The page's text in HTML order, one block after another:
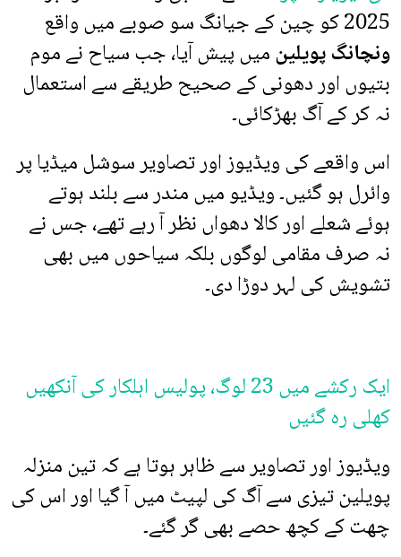
2025 کو چین کے جیانگ سو صوبے میں واقع
ونچانگ پویلینمیں پیش آیا، جب سیاح نے موم
بتیوں اور دھونی کے صحیح طریقے سے استعمال
نہ کر کے آگ بھڑکائی۔
اس واقعے کی ویڈیوز اور تصاویر سوشل میڈیا پر
وائرل ہو گئیں۔ ویڈیو میں مندر سے بلند ہوتے
ہوئے شعلے اور کالا دھواں نظر آ رہے تھے، جس نے
نہ صرف مقامی لوگوں بلکہ سیاحوں میں بھی
تشویش کی لہر دوڑا دی۔
ایک رکشے میں 23 لوگ، پولیس اہلکار کی آنکھیں
کھلی رہ گئیں
ویڈیوز اور تصاویر سے ظاہر ہوتا ہے کہ تین منزلہ
پویلین تیزی سے آگ کی لپیٹ میں آ گیا اور اس کی
چھت کے کچھ حصے بھی گر گئے۔